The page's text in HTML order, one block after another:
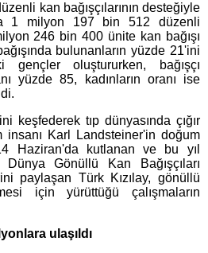
kan bağışçılarının desteğiyle
1 milyon 197 bin 512 düzenli
246 bin 400 ünite kan bağışı
bulunanların yüzde 21'ini
gençler oluştururken, bağışçı
yüzde 85, kadınların oranı ise
keşfederek tıp dünyasında çığır
Karl Landsteiner'in doğum
Haziran'da kutlanan ve bu yıl
Gönüllü Kan Bağışçıları
paylaşan Türk Kızılay, gönüllü
için yürüttüğü çalışmaların
ulaşıldı